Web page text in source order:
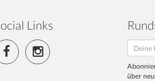
Links
über